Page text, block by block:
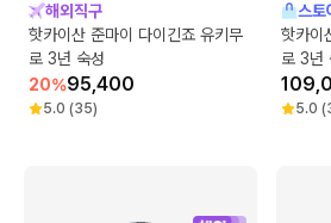
해외직구
핫카이산 준마이 다이긴죠 유키무
로 3년 숙성
20%95,400
5.0 (35)
스토
핫카이
로 3년
5.0 (